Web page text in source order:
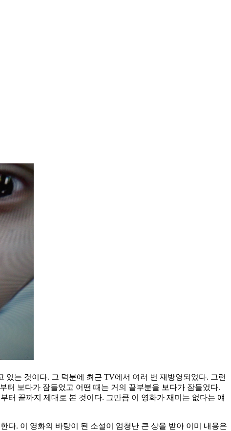
있는 것이다. 그 덕분에 최근 TV에서 여러 번 재방영되었다. 그런
터 보다가 잠들었고 어떤 때는 거의 끝부분을 보다가 잠들었다.
터 끝까지 제대로 본 것이다. 그만큼 이 영화가 재미는 없다는 얘
다. 이 영화의 바탕이 된 소설이 엄청난 큰 상을 받아 이미 내용은